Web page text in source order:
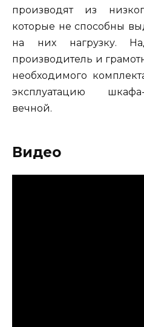
производят из
которые не способны
на них нагрузку.
производитель и
необходимого
эксплуатацию
вечной.
Видео